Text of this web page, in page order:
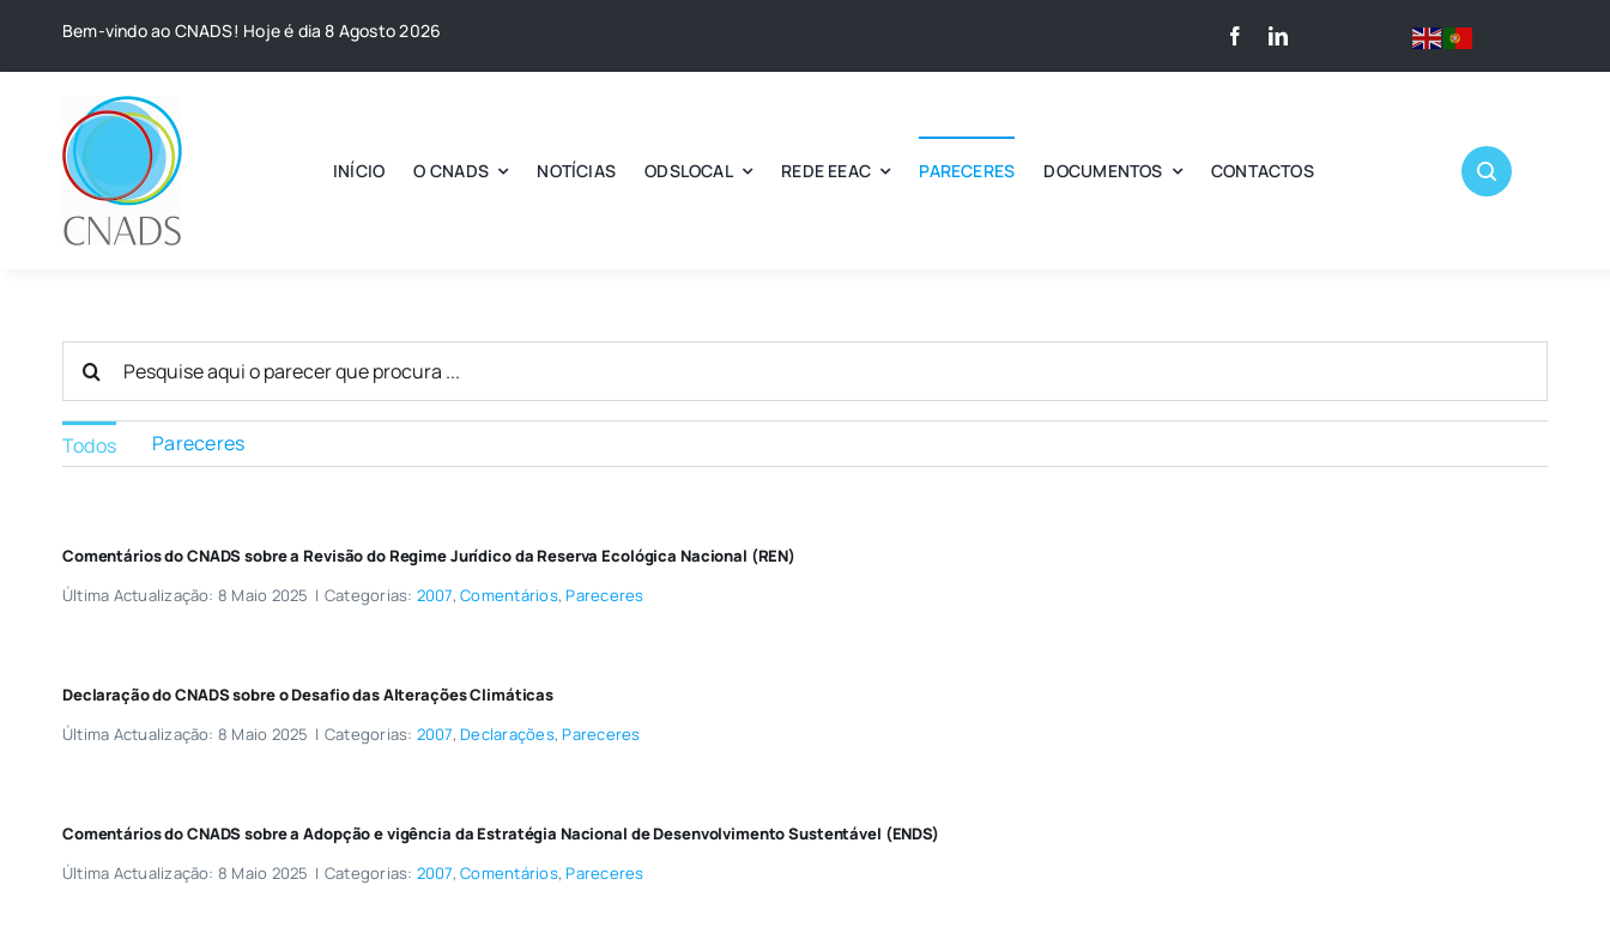
Bem-vindo ao CNADS! Hoje é dia 8 Agosto 2026
INÍCIO O CNADS NOTÍCIAS ODSLOCAL REDE EEAC PARECERES DOCUMENTOS CONTACTOS
Search
Todos Pareceres
Comentários do CNADS sobre a Revisão do Regime Jurídico da Reserva Ecológica Nacional (REN)
Última Actualização: 8 Maio 2025 | Categorias: 2007,Comentários,Pareceres
Declaração do CNADS sobre o Desafio das Alterações Climáticas
Última Actualização: 8 Maio 2025 | Categorias: 2007,Declarações,Pareceres
Comentários do CNADS sobre a Adopção e vigência da Estratégia Nacional de Desenvolvimento Sustentável (ENDS)
Última Actualização: 8 Maio 2025 | Categorias: 2007,Comentários,Pareceres